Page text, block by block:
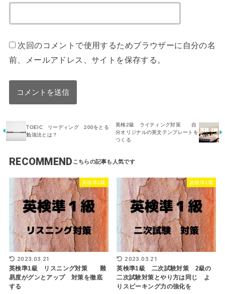
次回のコメントで使用するためブラウザーに自分の名
前、メールアドレス、サイトを保存する。
TOEIC リーディング 200をとる
勉強法とは？
英検2級 ライティング対策 自
分オリジナルの英文テンプレートを
つくる
RECOMMEND
英検準1級
2023.03.21
英検準1級 リスニング対策 難
易度がグンとアップ 対策を徹底
する
英検準1級
2023.03.21
英検準1級 二次試験対策 2級の
二次試験対策とやり方は同じ よ
りスピーキング力の強化を